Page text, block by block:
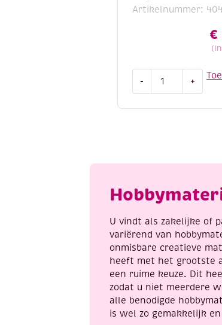
Artikelnummer:
€
- +
U vindt als zakelijke of
variërend van
onmisbare creatieve
heeft met het grootste
een ruime keuze. Dit
zodat u niet meerdere
alle benodigde
is wel zo gemakkelijk